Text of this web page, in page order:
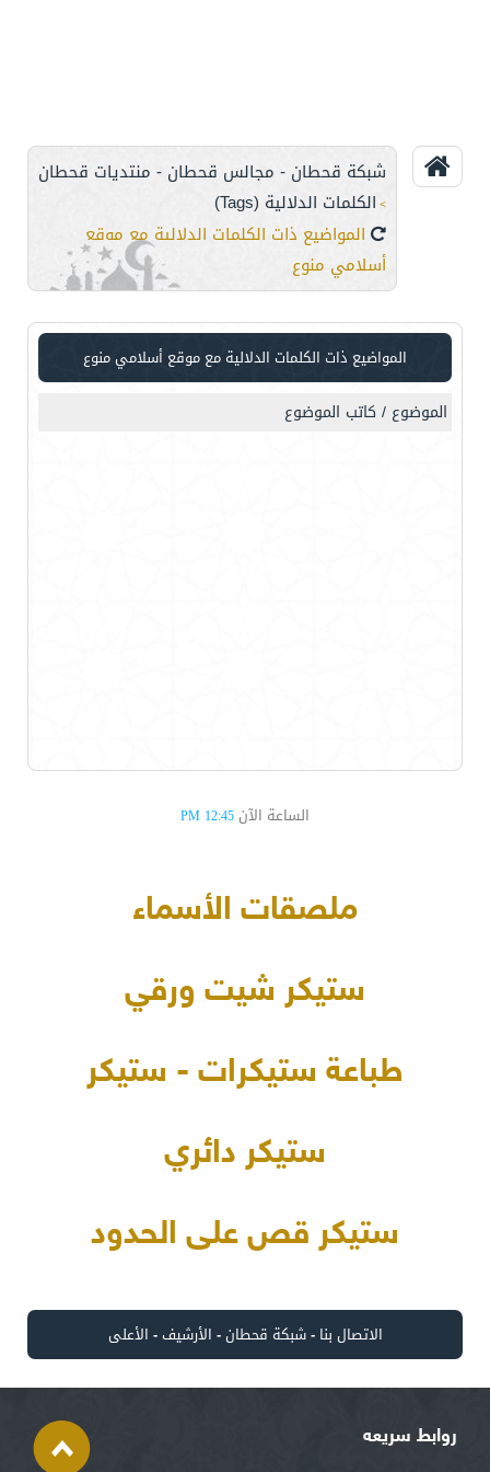
شبكة قحطان - مجالس قحطان - منتديات قحطان
> الكلمات الدلالية (Tags)
المواضيع ذات الكلمات الدلالية مع موقع
أسلامي منوع
المواضيع ذات الكلمات الدلالية مع موقع أسلامي منوع
الموضوع / كاتب الموضوع
الساعة الآن 12:45 PM
ملصقات الأسماء
ستيكر شيت ورقي
طباعة ستيكرات - ستيكر
ستيكر دائري
ستيكر قص على الحدود
الاتصال بنا -شبكة قحطان- الأرشيف- الأعلى
روابط سريعه